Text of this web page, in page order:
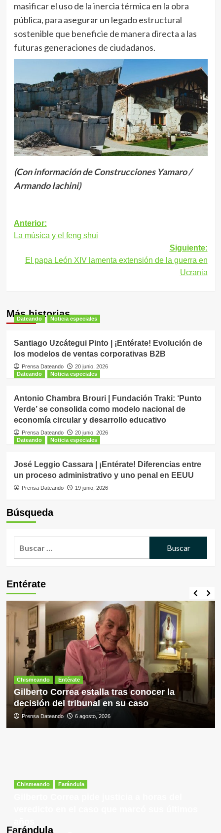
masificar el uso de la inercia térmica en la obra
pública, para asegurar un legado estructural
sostenible que beneficie de manera directa a las
futuras generaciones de ciudadanos.
(Con información de Construcciones Yamaro /
Armando Iachini)
Navegación
de
entradas
Anterior:
La música y el feng shui
Siguiente:
El papa León XIV lamenta extensión de la guerra en
Ucrania
Más historias
Dateando Noticia especiales
Santiago Uzcátegui Pinto | ¡Entérate! Evolución de
los modelos de ventas corporativas B2B
Prensa Dateando
20 junio, 2026
Dateando
Noticia especiales
Antonio Chambra Brouri | Fundación Traki: ‘Punto
Verde’ se consolida como modelo nacional de
economía circular y desarrollo educativo
Prensa Dateando
20 junio, 2026
Dateando
Noticia especiales
José Leggio Cassara | ¡Entérate! Diferencias entre
un proceso administrativo y uno penal en EEUU
Prensa Dateando 19 junio, 2026
Búsqueda
Entérate
Chismeando Entérate
Gilberto Correa estalla tras conocer la
decisión del tribunal en su caso
Prensa Dateando 6 agosto, 2026
Farándula
Chismeando Farándula